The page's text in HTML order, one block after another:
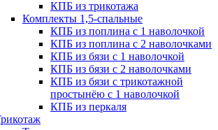
КПБ из трикотажа
Комплекты 1,5-спальные
КПБ из поплина с 1 наволочкой
КПБ из поплина с 2 наволочками
КПБ из бязи с 1 наволочкой
КПБ из бязи с 2 наволочками
КПБ из бязи с трикотажной
простынёю с 1 наволочкой
КПБ из перкаля